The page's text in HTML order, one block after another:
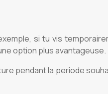
si tu vis
option plus avantageuse.
pendant la periode